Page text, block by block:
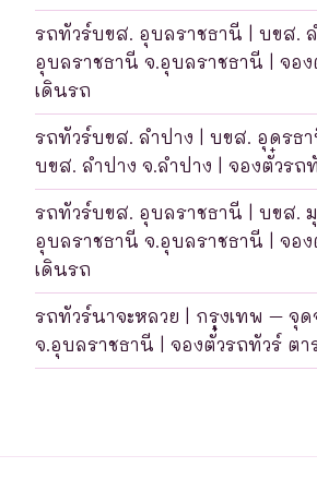
รถทัวร์บขส. อุบลราชธานี | บขส.
อุบลราชธานี จ.อุบลราชธานี | จอง
เดินรถ
รถทัวร์บขส. ลำปาง | บขส. อุดรธ
บขส. ลำปาง จ.ลำปาง | จองตั๋วรถ
รถทัวร์บขส. อุบลราชธานี | บขส.
อุบลราชธานี จ.อุบลราชธานี | จอง
เดินรถ
รถทัวร์นาจะหลวย | กรุงเทพ – จุ
จ.อุบลราชธานี | จองตั๋วรถทัวร์ ตา